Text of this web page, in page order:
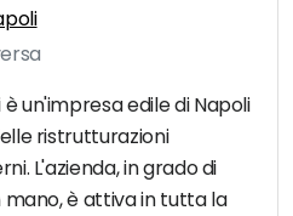
un'impresa edile di Napoli
ristrutturazioni
L'azienda, in grado di
è attiva in tutta la